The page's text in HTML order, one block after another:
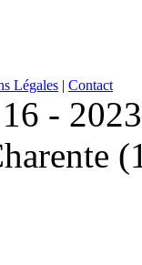
Légales | Contact
-